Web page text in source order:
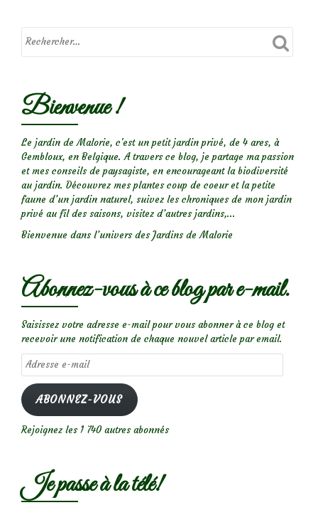
Bienvenue !
Le jardin de Malorie, c'est un petit jardin privé, de 4 ares, à
Gembloux, en Belgique. A travers ce blog, je partage ma passion
et mes conseils de paysagiste, en encourageant la biodiversité
au jardin. Découvrez mes plantes coup de coeur et la petite
faune d’un jardin naturel, suivez les chroniques de mon jardin
privé au fil des saisons, visitez d’autres jardins,...
Bienvenue dans l’univers des Jardins de Malorie
Abonnez-vous à ce blog par e-mail.
Saisissez votre adresse e-mail pour vous abonner à ce blog et
recevoir une notification de chaque nouvel article par email.
Adresse
e-
mail
ABONNEZ-VOUS
Rejoignez les 1 740 autres abonnés
Je passe à la télé!